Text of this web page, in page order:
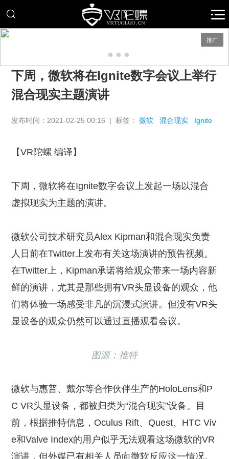
推广
下周，微软将在Ignite数字会议上举行
混合现实主题演讲
发布时间：2021-02-25 00:16 | 标签：微软 混合现实 Ignite
【VR陀螺 编译】
下周，微软将在Ignite数字会议上发起一场以混合
虚拟现实为主题的演讲。
微软公司技术研究员Alex Kipman和混合现实负责
人日前在Twitter上发布有关这场演讲的预告视频。
在Twitter上，Kipman承诺将给观众带来一场内容新
鲜的演讲，尤其是那些拥有VR头显设备的观众，他
们将体验一场感受非凡的沉浸式演讲。但没有VR头
显设备的观众仍然可以通过直播观看会议。
图源：推特
微软与惠普、戴尔等合作伙伴生产的HoloLens和P
C VR头显设备，都被归类为“混合现实”设备。目
前，根据推特信息，Oculus Rift、Quest、HTC Viv
e和Valve Index的用户似乎无法观看这场微软的VR
演讲，但外媒已有相关人员向微软反应这一情况。